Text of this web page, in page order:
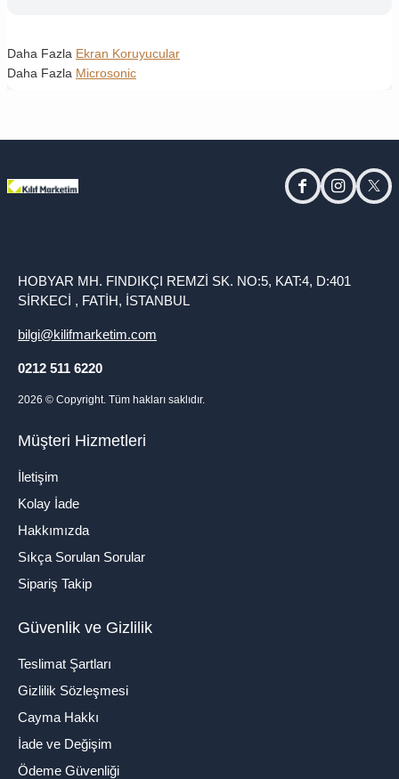
Daha Fazla Ekran Koruyucular
Daha Fazla Microsonic
facebookinstagram
HOBYAR MH. FINDIKÇI REMZİ SK. NO:5, KAT:4, D:401
SİRKECİ , FATİH, İSTANBUL
bilgi@kilifmarketim.com
0212 511 6220
2026 © Copyright. Tüm hakları saklıdır.
Müşteri Hizmetleri
İletişim
Kolay İade
Hakkımızda
Sıkça Sorulan Sorular
Sipariş Takip
Güvenlik ve Gizlilik
Teslimat Şartları
Gizlilik Sözleşmesi
Cayma Hakkı
İade ve Değişim
Ödeme Güvenliği